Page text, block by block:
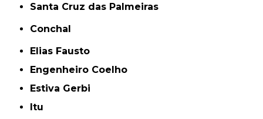
Santa Cruz das Palmeiras
Conchal
Elias Fausto
Engenheiro Coelho
Estiva Gerbi
Itu